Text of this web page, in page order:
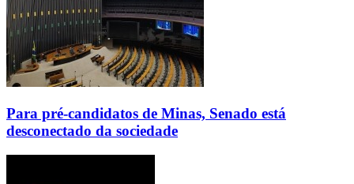
Para pré-candidatos de Minas, Senado está
desconectado da sociedade